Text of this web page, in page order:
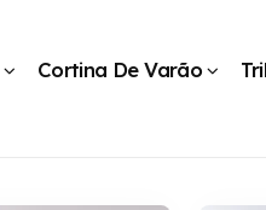
Cortina De Varão